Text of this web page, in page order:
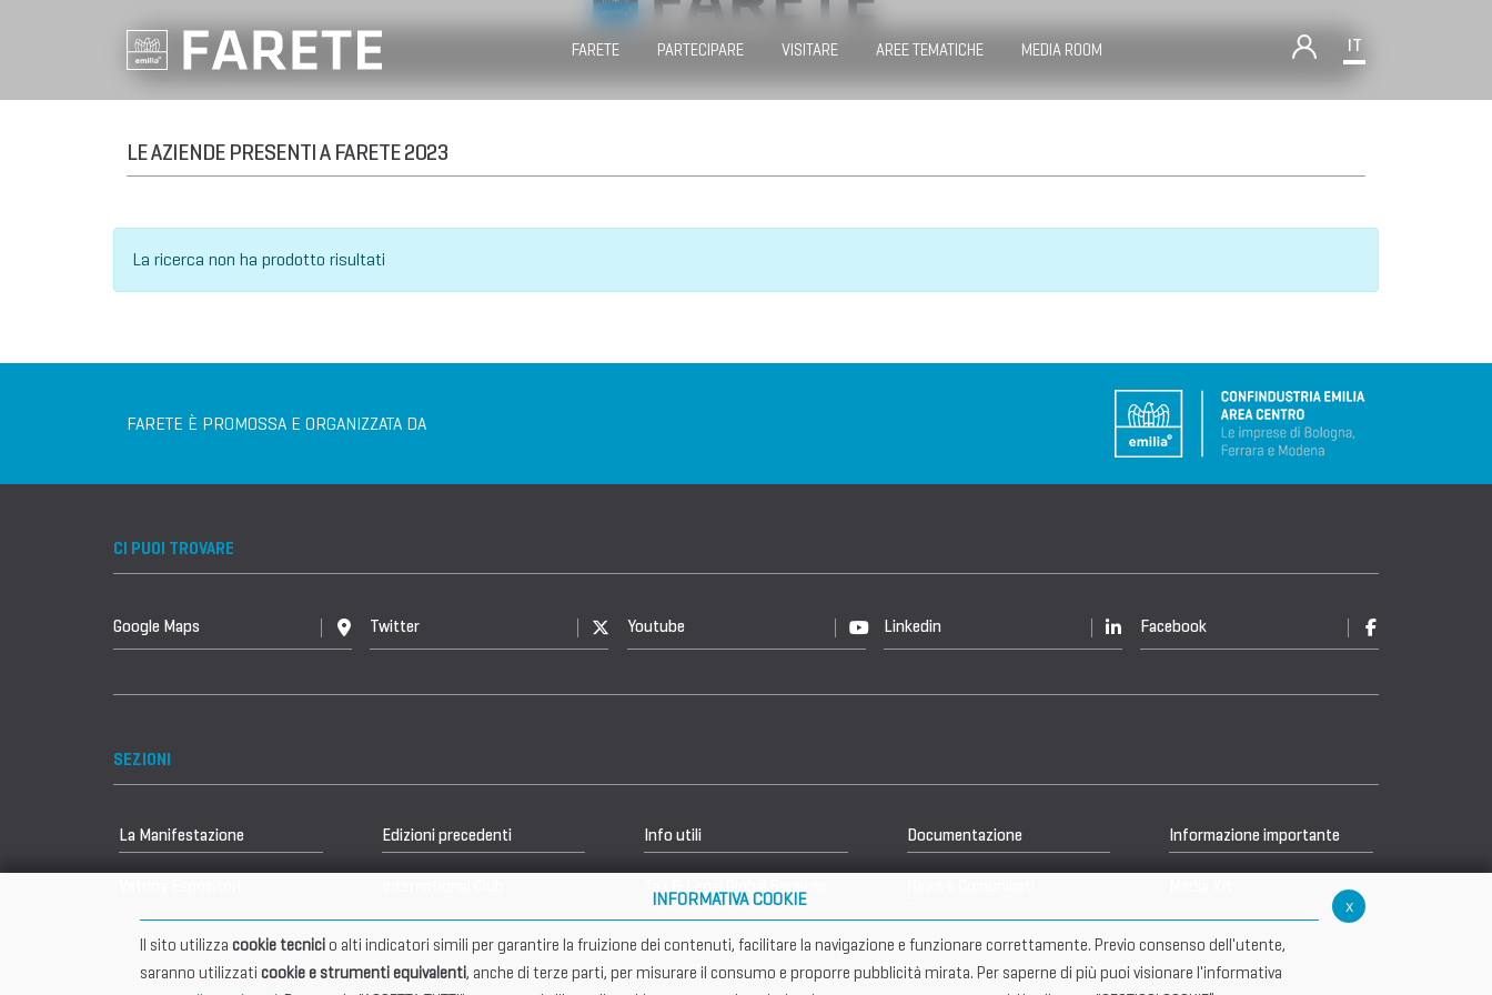
FARETE PARTECIPARE VISITARE AREE TEMATICHE MEDIA ROOM IT
LE AZIENDE PRESENTI A FARETE 2023
La ricerca non ha prodotto risultati
FARETE È PROMOSSA E ORGANIZZATA DA
CI PUOI TROVARE
Google Maps Twitter Youtube Linkedin Facebook
SEZIONI
La Manifestazione Edizioni precedenti Info utili Documentazione Informazione importante
x
INFORMATIVA COOKIE
Il sito utilizza cookie tecnici o alti indicatori simili per garantire la fruizione dei contenuti, facilitare la navigazione e funzionare correttamente. Previo consenso dell'utente,
saranno utilizzati cookie e strumenti equivalenti, anche di terze parti, per misurare il consumo e proporre pubblicità mirata. Per saperne di più puoi visionare l'informativa